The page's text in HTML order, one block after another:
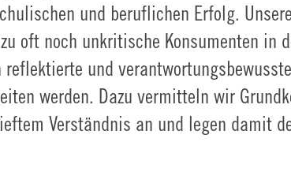
und beruflichen Erfolg.
oft noch unkritische Konsumenten in
und
werden. Dazu vermitteln wir
Verständnis an und legen damit